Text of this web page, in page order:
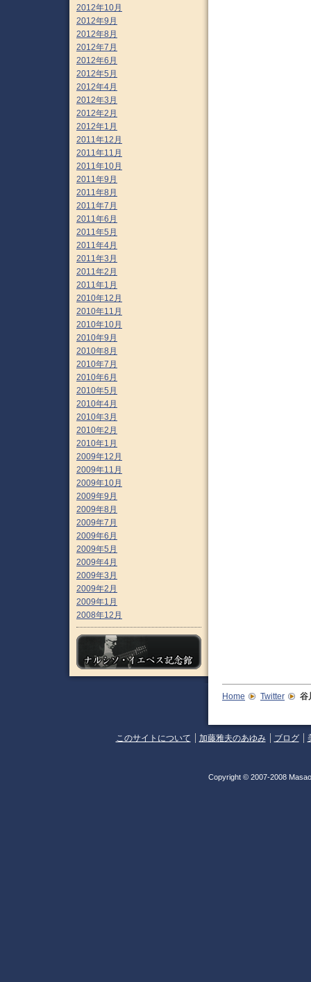
2012年10月
2012年9月
2012年8月
2012年7月
2012年6月
2012年5月
2012年4月
2012年3月
2012年2月
2012年1月
2011年12月
2011年11月
2011年10月
2011年9月
2011年8月
2011年7月
2011年6月
2011年5月
2011年4月
2011年3月
2011年2月
2011年1月
2010年12月
2010年11月
2010年10月
2010年9月
2010年8月
2010年7月
2010年6月
2010年5月
2010年4月
2010年3月
2010年2月
2010年1月
2009年12月
2009年11月
2009年10月
2009年9月
2009年8月
2009年7月
2009年6月
2009年5月
2009年4月
2009年3月
2009年2月
2009年1月
2008年12月
Home Twitter 谷
このサイトについて 加藤雅夫のあゆみ ブログ
Copyright © 2007-2008